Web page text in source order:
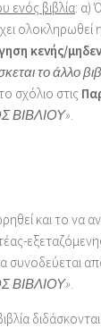
ενός βιβλία: α)
κενής/
το άλλο
σχόλιο στις
ΒΙΒΛΙΟΥ».
και το να
συνοδεύεται
ΒΙΒΛΙΟΥ».
διδάσκονται